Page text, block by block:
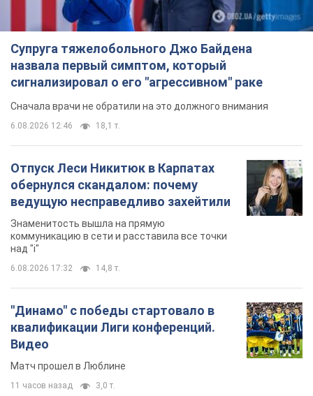
Супруга тяжелобольного Джо Байдена
назвала первый симптом, который
сигнализировал о его "агрессивном" раке
Сначала врачи не обратили на это должного внимания
6.08.2026 12:46 18,1 т.
Отпуск Леси Никитюк в Карпатах
обернулся скандалом: почему
ведущую несправедливо захейтили
Знаменитость вышла на прямую
коммуникацию в сети и расставила все точки
над "i"
6.08.2026 17:32 14,8 т.
"Динамо" с победы стартовало в
квалификации Лиги конференций.
Видео
Матч прошел в Люблине
11 часов назад 3,0 т.